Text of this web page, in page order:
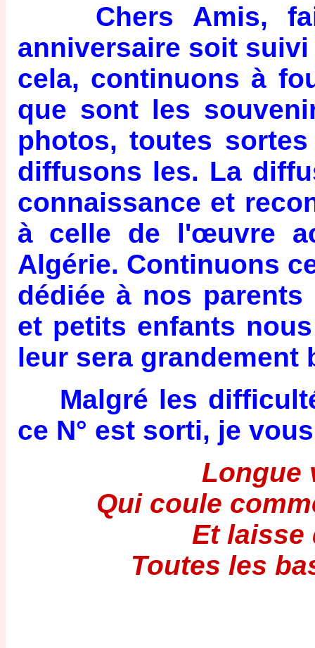
Chers Amis,
anniversaire soit
cela, continuons à
que sont les
photos, toutes
diffusons les. La
connaissance et
à celle de l'œuvre
Algérie. Continuons
dédiée à nos
et petits enfants
leur sera grandement
Malgré les
ce N° est sorti, je
Longue
Qui coule
Et laisse
Toutes les